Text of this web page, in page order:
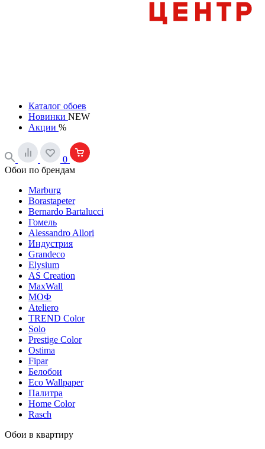
Каталог обоев
Новинки NEW
Акции %
0
Обои по брендам
Marburg
Borastapeter
Bernardo Bartalucci
Гомель
Alessandro Allori
Индустрия
Grandeco
Elysium
AS Creation
MaxWall
МОФ
Ateliero
TREND Color
Solo
Prestige Color
Ostima
Fipar
Белобои
Eco Wallpaper
Палитра
Home Color
Rasch
Обои в квартиру